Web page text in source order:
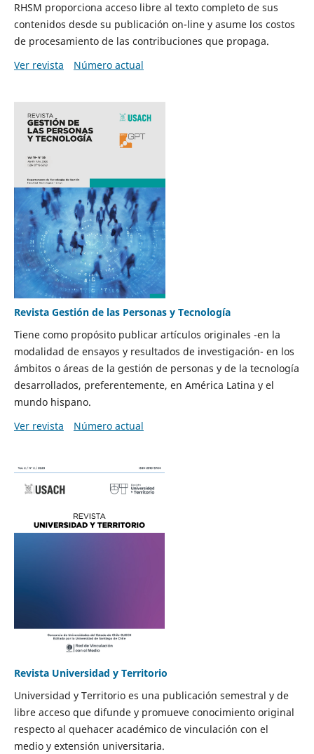
RHSM proporciona acceso libre al texto completo de sus
contenidos desde su publicación on-line y asume los costos
de procesamiento de las contribuciones que propaga.
Ver revista
Número actual
Revista Gestión de las Personas y Tecnología
Tiene como propósito publicar artículos originales -en la
modalidad de ensayos y resultados de investigación- en los
ámbitos o áreas de la gestión de personas y de la tecnología
desarrollados, preferentemente, en América Latina y el
mundo hispano.
Ver revista
Número actual
Revista Universidad y Territorio
Universidad y Territorio es una publicación semestral y de
libre acceso que difunde y promueve conocimiento original
respecto al quehacer académico de vinculación con el
medio y extensión universitaria.